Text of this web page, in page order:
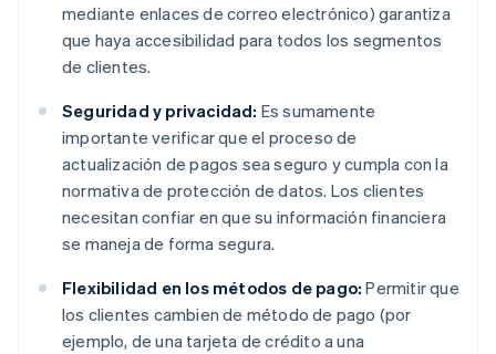
mediante enlaces de correo electrónico) garantiza
que haya accesibilidad para todos los segmentos
de clientes.
Seguridad y privacidad: Es sumamente
importante verificar que el proceso de
actualización de pagos sea seguro y cumpla con la
normativa de protección de datos. Los clientes
necesitan confiar en que su información financiera
se maneja de forma segura.
Flexibilidad en los métodos de pago: Permitir que
los clientes cambien de método de pago (por
ejemplo, de una tarjeta de crédito a una